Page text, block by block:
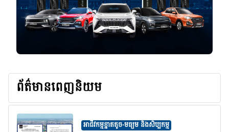
ព័ត៌មានពេញនិយម
អាជីវកម្មខ្នាតតូច-មធ្យម និងសិប្បកម្ម